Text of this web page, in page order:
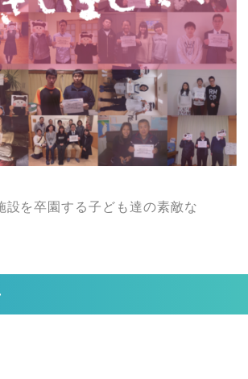
を卒園する子ども達の素敵な